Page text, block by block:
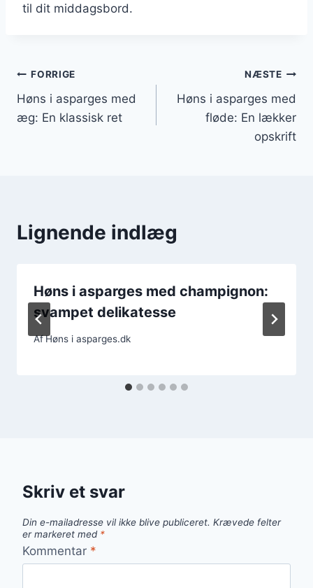
til dit middagsbord.
Indlægsnavigation
FORRIGE
Høns i asparges med
æg: En klassisk ret
NÆSTE
Høns i asparges med
fløde: En lækker
opskrift
Lignende indlæg
Høns i asparges med champignon:
svampet delikatesse
AfHøns i asparges.dk
Skriv et svar
Din e-mailadresse vil ikke blive publiceret. Krævede felter
er markeret med *
Kommentar *